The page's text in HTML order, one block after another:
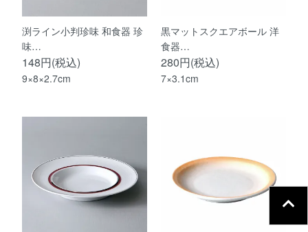
渕ライン小判珍味 和食器 珍
味…
148円(税込)
9×8×2.7cm
黒マットスクエアボール 洋
食器…
280円(税込)
7×3.1cm